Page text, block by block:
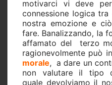
motivarci vi deve
connessione logica
nostra emozione e
fare. Banalizzando, la
affamato del
terzo
ragionevolmente può
morale, a dare un
non valutare il tipo
quale devolviamo il